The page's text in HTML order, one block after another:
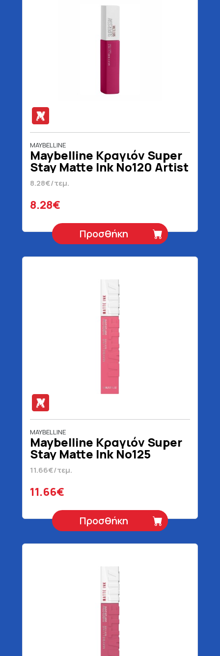
MAYBELLINE
Maybelline Κραγιόν Super
Stay Matte Ink No120 Artist
5 ml
8.28€/τεμ.
8.28€
Προσθήκη
MAYBELLINE
Maybelline Κραγιόν Super
Stay Matte Ink No125
Inspirer 5 ml
11.66€/τεμ.
11.66€
Προσθήκη